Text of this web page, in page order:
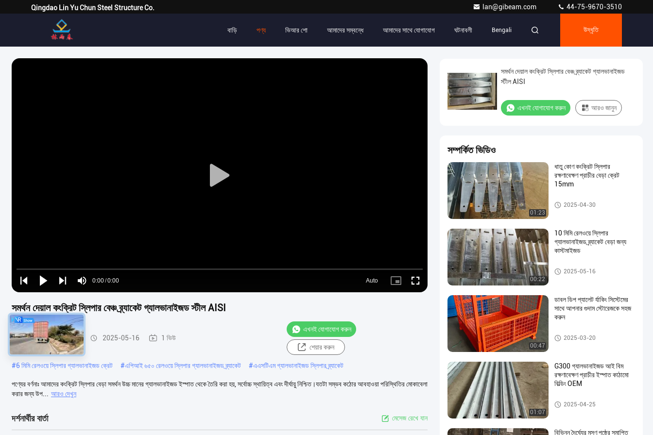
Qingdao Lin Yu Chun Steel Structure Co. lan@gibeam.com 44-75-9670-3510
বাড়ি পণ্য ভিআর শো আমাদের সম্বন্ধে আমাদের সাথে যোগাযোগ ঘটনাবলী Bengali উদ্ধৃতি
Play
Play
Play
Play
Mute
Time
0:00/0:00
Loaded:
0%
Auto
Picture- Fullscreen
সমর্থন দেয়াল কংক্রিট স্লিপার বেঞ্চ ব্র্যাকেট গ্যালভানাইজড স্টীল AISI
কংক্রিট স্লিপার বেড়া ক্রেট 2025-05-16 1 ভিউ
এখনই যোগাযোগ করুন
শেয়ার করুন
#6 মিমি রেলওয়ে স্লিপার গ্যালভানাইজড ক্রেট #এপিআই ৬৫০ রেলওয়ে স্লিপার গ্যালভানাইজড ব্র্যাকেট #এএসটিএম গ্যালভানাইজড স্লিপার ব্র্যাকেট
পণ্যের বর্ণনাঃ আমাদের কংক্রিট স্লিপার বেড়া সমর্থন উচ্চ মানের গ্যালভানাইজড ইস্পাত থেকে তৈরি করা হয়, সর্বোচ্চ স্থায়িত্ব এবং দীর্ঘায়ু নিশ্চিত।যতটা সম্ভব কঠোর আবহাওয়া পরিস্থিতির মোকাবেলা
করার জন্য উপ... আরও দেখুন
দর্শনার্থীর বার্তা মেসেজ রেখে যান
সমর্থন দেয়াল কংক্রিট স্লিপার বেঞ্চ ব্র্যাকেট গ্যালভানাইজড
স্টীল AISI
এখনই যোগাযোগ করুন আরও জানুন
সম্পর্কিত ভিডিও
01:23
ধাতু কোণ কংক্রিট স্লিপার
রক্ষণাবেক্ষণ প্রাচীর বেড়া ক্রেট
15mm
কংক্রিট স্লিপার বেড়া ক্রেট
2025-04-30
00:22
10 মিমি রেলওয়ে স্লিপার
গ্যালভানাইজড ব্র্যাকেট বেড়া জন্য
কাস্টমাইজড
কংক্রিট স্লিপার বেড়া ক্রেট
2025-05-16
00:47
ডাবল ডিপ প্যালেট র্যাকিং সিস্টেমের
সাথে আপনার গুদাম স্টোরেজকে সহজ
করুন
ইস্পাত প্যালেট রাক
2025-03-20
01:07
G300 গ্যালভানাইজড আই বিম
রক্ষণাবেক্ষণ প্রাচীর ইস্পাত কাঠামো
বিল্ডিং OEM
গ্যালভানাইজড আই বিম রিটেইনার ওয়াল
2025-04-25
বিভিন্ন দৈর্ঘ্যের মসৃণ পৃষ্ঠের সমাপ্তি